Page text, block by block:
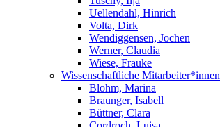
Uellendahl, Hinrich
Volta, Dirk
Wendiggensen, Jochen
Werner, Claudia
Wiese, Frauke
Wissenschaftliche Mitarbeiter*innen
Blohm, Marina
Braunger, Isabell
Büttner, Clara